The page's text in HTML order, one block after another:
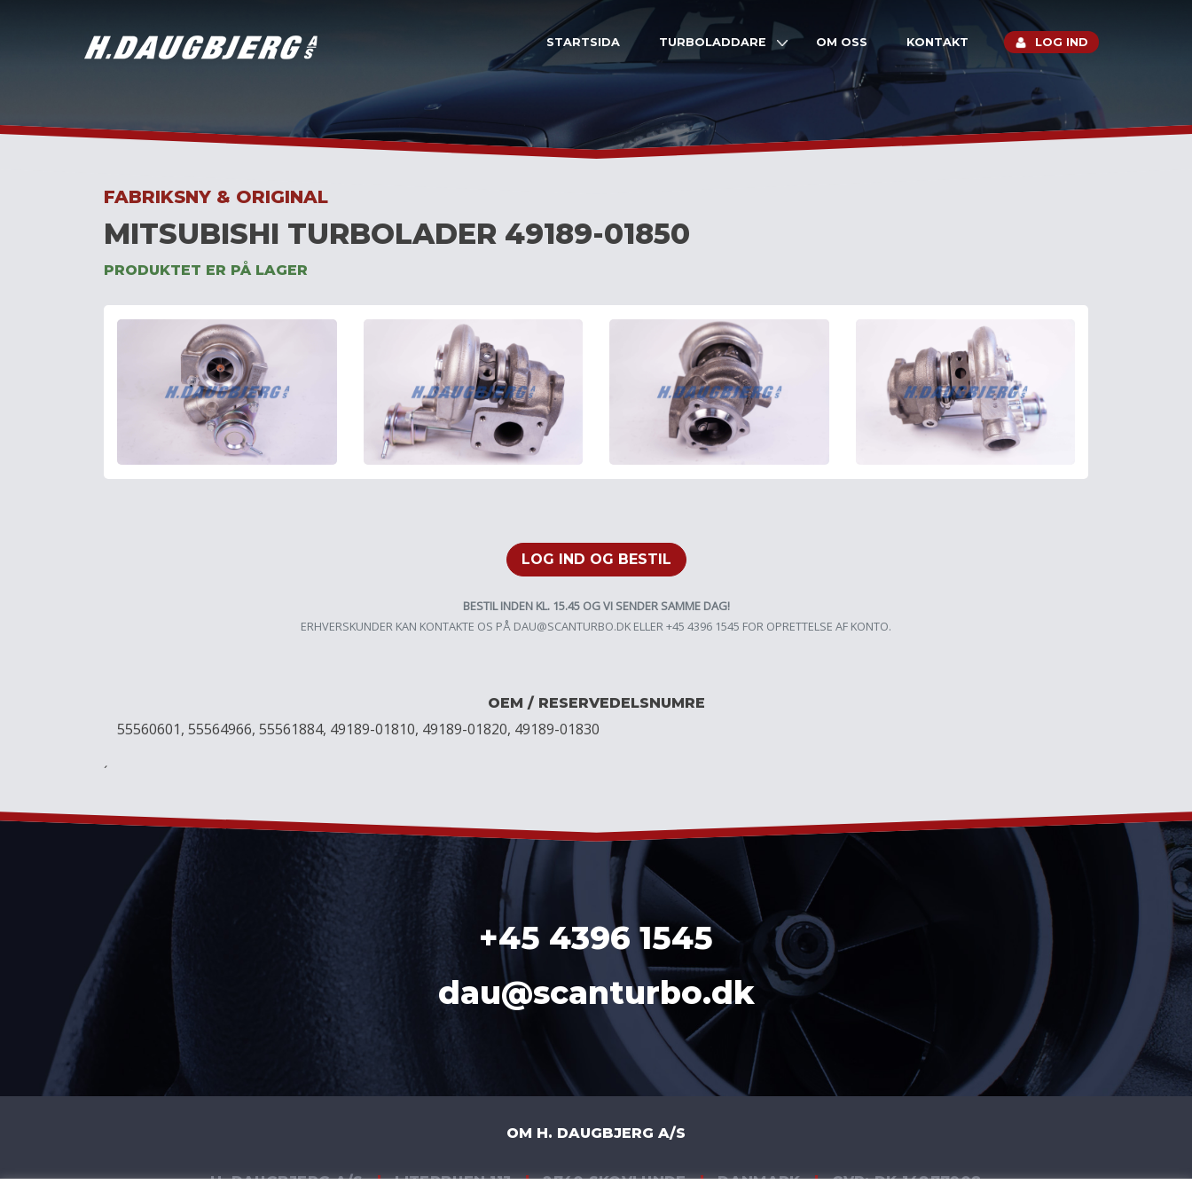
STARTSIDA TURBOLADDARE OM OSS KONTAKT LOG IND
FABRIKSNY & ORIGINAL
MITSUBISHI TURBOLADER 49189-01850
PRODUKTET ER PÅ LAGER
LOG IND OG BESTIL
BESTIL INDEN KL. 15.45 OG VI SENDER SAMME DAG!
ERHVERSKUNDER KAN KONTAKTE OS PÅ DAU@SCANTURBO.DK ELLER +45 4396 1545 FOR OPRETTELSE AF KONTO.
OEM / RESERVEDELSNUMRE
55560601, 55564966, 55561884, 49189-01810, 49189-01820, 49189-01830
´
+45 4396 1545
dau@scanturbo.dk
OM H. DAUGBJERG A/S
H. DAUGBJERG A/S | LITERBUEN 11J | 2740 SKOVLUNDE | DANMARK | CVR: DK 14877908